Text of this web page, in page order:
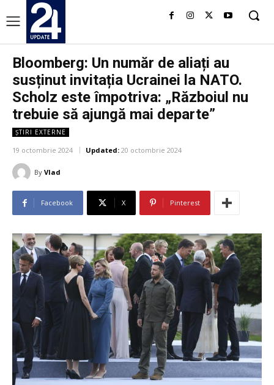
Bloomberg: Un număr de aliați au
susținut invitația Ucrainei la NATO.
Scholz este împotriva: „Războiul nu
trebuie să ajungă mai departe”
ȘTIRI EXTERNE
19 octombrie 2024 Updated: 20 octombrie 2024
By Vlad
Facebook X Pinterest